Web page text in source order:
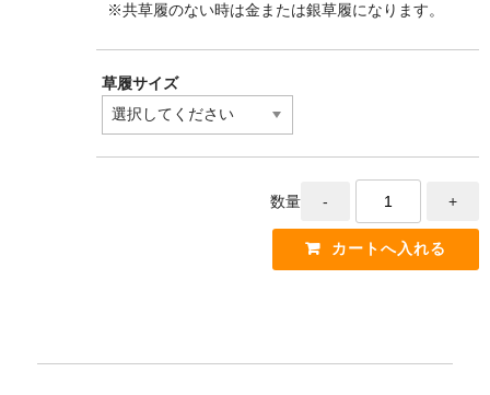
※共草履のない時は金または銀草履になります。
草履サイズ
数量